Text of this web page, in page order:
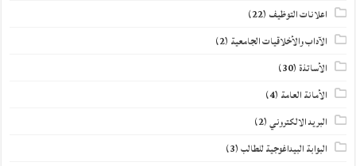
اعلانات التوظيف (22)
الآداب والأخلاقيات الجامعية (2)
الأساتذة(30)
الأمانة العامة (4)
البريد الالكتروني(2)
البوابة البيداغوجية للطالب(3)